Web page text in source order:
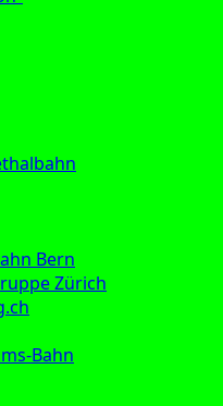
Bern
Zürich
Bahn